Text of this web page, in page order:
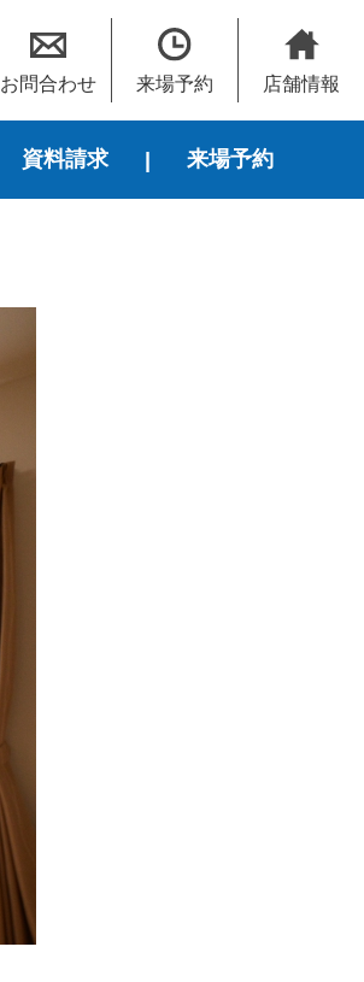
お問合わせ 来場予約 店舗情報
資料請求 来場予約